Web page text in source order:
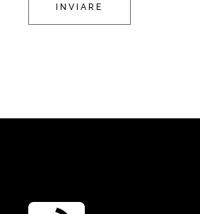
INVIARE